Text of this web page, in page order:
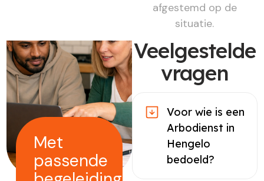
afgestemd op de
situatie.
Met
passende
Veelgestelde
vragen
Voor wie is een
Arbodienst in
Hengelo
bedoeld?